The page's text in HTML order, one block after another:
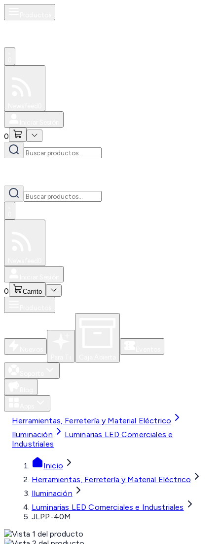
0
0 Carrito
Herramientas, Ferretería y Material Eléctrico
Iluminación
Luminarias LED Comerciales e
Industriales
Inicio
Herramientas, Ferretería y Material Eléctrico
Iluminación
Luminarias LED Comerciales e Industriales
JLPP-40M